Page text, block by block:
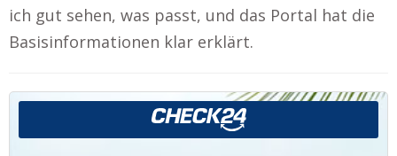
ich gut sehen, was passt, und das Portal hat die
Basisinformationen klar erklärt.